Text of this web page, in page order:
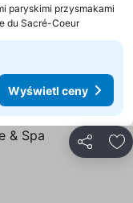
paryskimi przysmakami
du Sacré-Coeur
Wyświetl ceny